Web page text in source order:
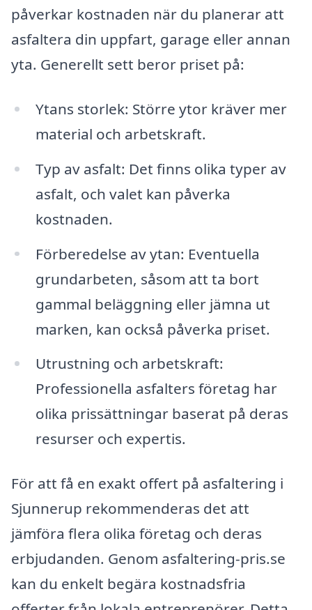
påverkar kostnaden när du planerar att
asfaltera din uppfart, garage eller annan
yta. Generellt sett beror priset på:
Ytans storlek: Större ytor kräver mer
material och arbetskraft.
Typ av asfalt: Det finns olika typer av
asfalt, och valet kan påverka
kostnaden.
Förberedelse av ytan: Eventuella
grundarbeten, såsom att ta bort
gammal beläggning eller jämna ut
marken, kan också påverka priset.
Utrustning och arbetskraft:
Professionella asfalters företag har
olika prissättningar baserat på deras
resurser och expertis.
För att få en exakt offert på asfaltering i
Sjunnerup rekommenderas det att
jämföra flera olika företag och deras
erbjudanden. Genom asfaltering-pris.se
kan du enkelt begära kostnadsfria